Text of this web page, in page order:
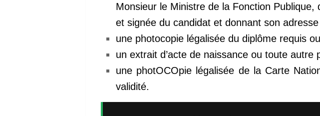
Monsieur le Ministre de la Fonction
et signée du candidat et donnant son
une photocopie légalisée du diplôme requis
un extrait d’acte de naissance ou toute autre
une photOCOpie légalisée de la Carte
validité.